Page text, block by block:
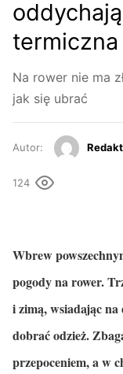
Na rower nie ma
jak się ubrać
Autor:
124
Wbrew
pogody na rower.
i zimą, wsiadając na
dobrać odzież.
przepoceniem, a w